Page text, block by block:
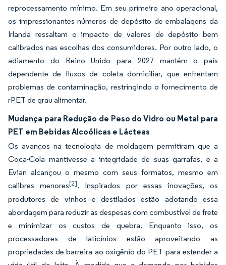
reprocessamento mínimo. Em seu primeiro ano operacional,
os impressionantes números de depósito de embalagens da
Irlanda ressaltam o impacto de valores de depósito bem
calibrados nas escolhas dos consumidores. Por outro lado, o
adiamento do Reino Unido para 2027 mantém o país
dependente de fluxos de coleta domiciliar, que enfrentam
problemas de contaminação, restringindo o fornecimento de
rPET de grau alimentar.
Mudança para Redução de Peso do Vidro ou Metal para
PET em Bebidas Alcoólicas e Lácteas
Os avanços na tecnologia de moldagem permitiram que a
Coca-Cola mantivesse a integridade de suas garrafas, e a
Evian alcançou o mesmo com seus formatos, mesmo em
calibres menores[2]. Inspirados por essas inovações, os
produtores de vinhos e destilados estão adotando essa
abordagem para reduzir as despesas com combustível de frete
e minimizar os custos de quebra. Enquanto isso, os
processadores de laticínios estão aproveitando as
propriedades de barreira ao oxigênio do PET para estender a